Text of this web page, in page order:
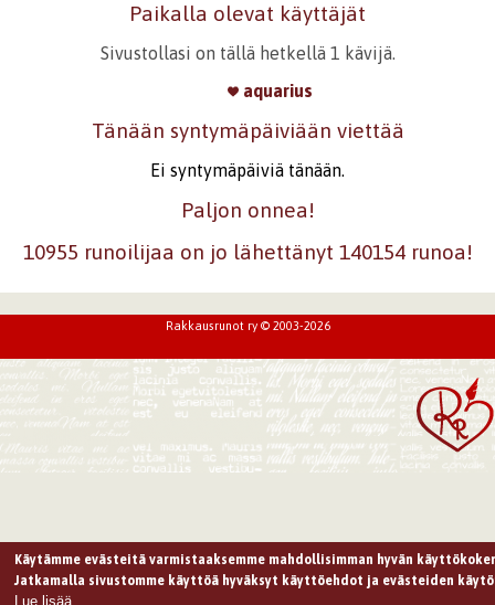
Paikalla olevat käyttäjät
Sivustollasi on tällä hetkellä 1 kävijä.
aquarius
Tänään syntymäpäiviään viettää
Ei syntymäpäiviä tänään.
Paljon onnea!
10955 runoilijaa on jo lähettänyt 140154 runoa!
Rakkausrunot ry © 2003-2026
Käytämme evästeitä varmistaaksemme mahdollisimman hyvän
Jatkamalla sivustomme käyttöä hyväksyt käyttöehdot ja evästeiden
Lue lisää